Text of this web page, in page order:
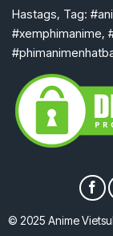
Hastags, Tag:
#xemphimanime,
© 2025 Anime